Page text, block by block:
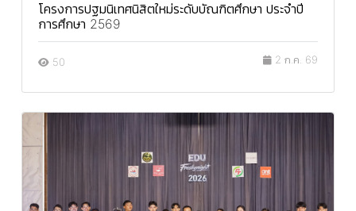
โครงการปฐมนิเทศนิสิตใหม่ระดับบัณฑิตศึกษา ประจำปี
การศึกษา 2569
50 2 ก.ค. 69